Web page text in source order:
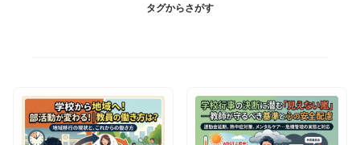
タグからさがす